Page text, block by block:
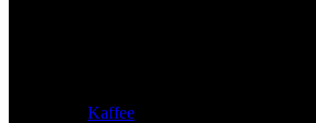
Kaffee